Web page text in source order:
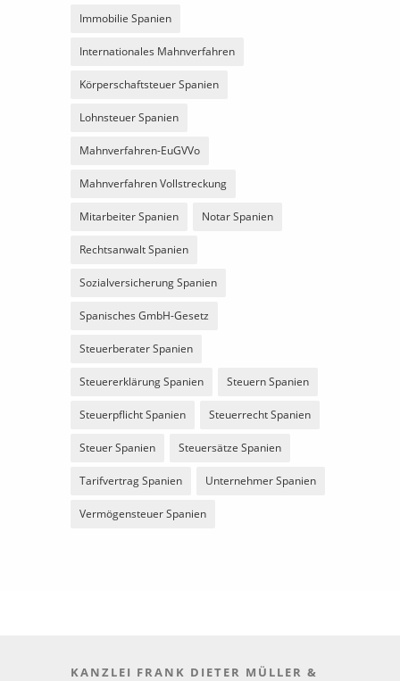
Immobilie Spanien
Internationales Mahnverfahren
Körperschaftsteuer Spanien
Lohnsteuer Spanien
Mahnverfahren-EuGVVo
Mahnverfahren Vollstreckung
Mitarbeiter Spanien Notar Spanien
Rechtsanwalt Spanien
Sozialversicherung Spanien
Spanisches GmbH-Gesetz
Steuerberater Spanien
Steuererklärung Spanien Steuern Spanien
Steuerpflicht Spanien Steuerrecht Spanien
Steuer Spanien Steuersätze Spanien
Tarifvertrag Spanien Unternehmer Spanien
Vermögensteuer Spanien
KANZLEI FRANK DIETER MÜLLER &